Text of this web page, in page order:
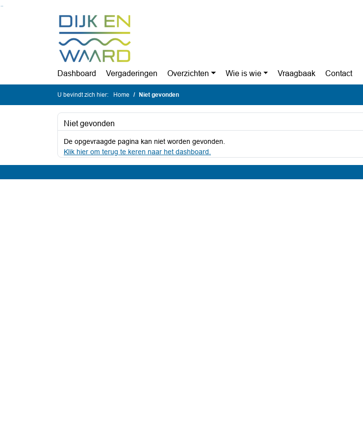
Dashboard Vergaderingen Overzichten Wie is wie Vraagbaak Contact
U bevindt zich hier: Home Niet gevonden
Niet gevonden
De opgevraagde pagina kan niet worden gevonden.
Klik hier om terug te keren naar het dashboard.